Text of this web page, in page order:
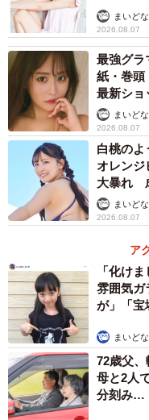
まいど
2026.08.07
最強グ
紙・巻
最新ショ
ています
たい」
まいど
2026.08.07
白桃の
オレンジ
大暴れ
まいど
2026.08.07
ア
「化け
雰囲気
が」「宝
まいど
72歳父
母と2人
分刻み…